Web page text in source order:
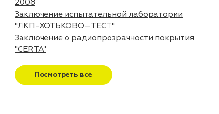
2008
Заключение испытательной лаборатории
"ЛКП-ХОТЬКОВО—ТЕСТ"
Заключение о радиопрозрачности покрытия
"CERTA"
Посмотреть все